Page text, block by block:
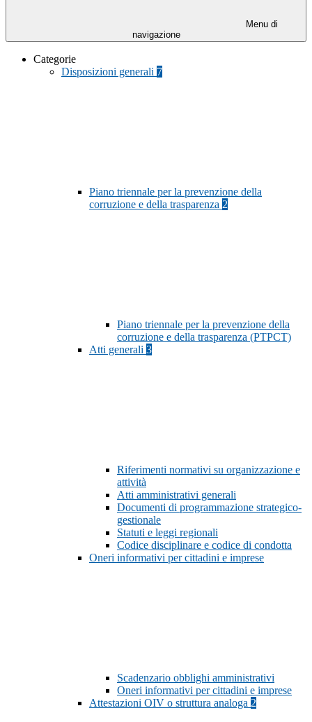
Menu di
navigazione
Categorie
Disposizioni generali 7
Piano triennale per la prevenzione della
corruzione e della trasparenza 2
Piano triennale per la prevenzione della
corruzione e della trasparenza (PTPCT)
Atti generali 3
Riferimenti normativi su organizzazione e
attività
Atti amministrativi generali
Documenti di programmazione strategico-
gestionale
Statuti e leggi regionali
Codice disciplinare e codice di condotta
Oneri informativi per cittadini e imprese
Scadenzario obblighi amministrativi
Oneri informativi per cittadini e imprese
Attestazioni OIV o struttura analoga 2